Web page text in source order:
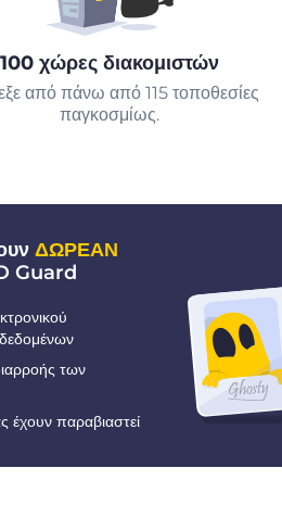
100 χώρες διακομιστών
από πάνω από 115 τοποθεσίες
παγκοσμίως.
ΔΩΡΕΑΝ
Guard
των
έχουν παραβιαστεί